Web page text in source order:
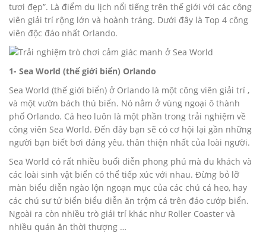
tươi đẹp”. Là điểm du lịch nổi tiếng trên thế giới với các công
viên giải trí rộng lớn và hoành tráng. Dưới đây là Top 4 công
viên độc đáo nhất Orlando.
1- Sea World (thế giới biển) Orlando
Sea World (thế giới biển) ở Orlando là một công viên giải trí ,
và một vườn bách thú biển. Nó nằm ở vùng ngoại ô thành
phố Orlando. Cá heo luôn là một phần trong trải nghiệm về
công viên Sea World. Đến đây bạn sẽ có cơ hội lại gần những
người bạn biết bơi đáng yêu, thân thiện nhất của loài người.
Sea World có rất nhiều buổi diễn phong phú mà du khách và
các loài sinh vật biển có thể tiếp xúc với nhau. Đừng bỏ lỡ
màn biểu diễn ngào lộn ngoạn mục của các chú cá heo, hay
các chú sư tử biển biểu diễn ăn trộm cá trên đảo cướp biển.
Ngoài ra còn nhiều trò giải trí khác như Roller Coaster và
nhiều quán ăn thời thượng …